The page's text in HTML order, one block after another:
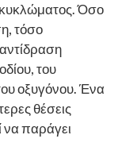
Όσο
τόσο
του
οξυγόνου. Ένα
θέσεις
να παράγει